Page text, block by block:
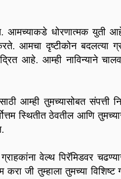
आमच्याकडे धोरणात्मक युती
आमचा दृष्टीकोन बदलत्या
आहे. आम्ही नाविन्याने
आम्ही तुमच्यासोबत संपत्ती
स्थितीत ठेवतील आणि
वेल्थ पिरॅमिडवर
जी तुम्हाला तुमच्या विशिष्ट